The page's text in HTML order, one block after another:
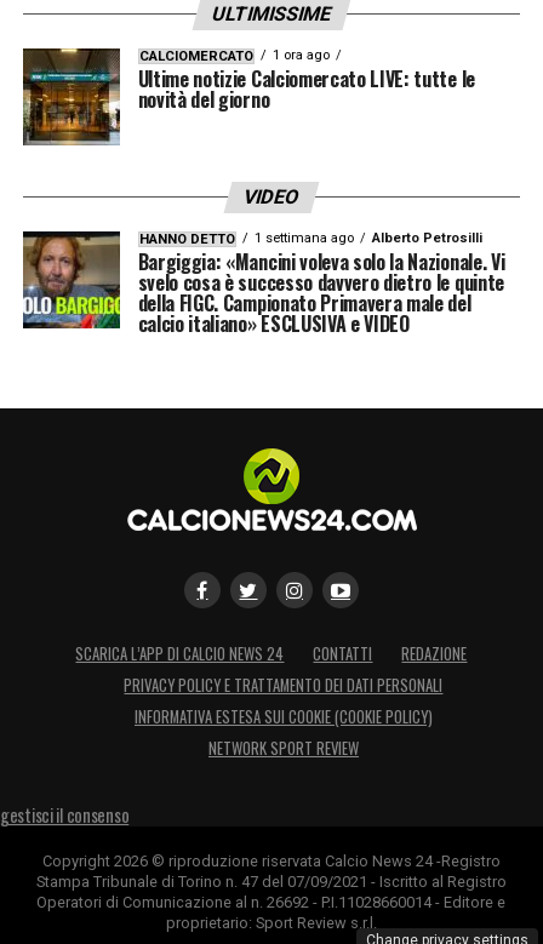
ULTIMISSIME
CALCIOMERCATO 1 ora ago
Ultime notizie Calciomercato LIVE: tutte le
novità del giorno
VIDEO
HANNO DETTO 1 settimana ago Alberto Petrosilli
Bargiggia: «Mancini voleva solo la Nazionale. Vi
svelo cosa è successo davvero dietro le quinte
della FIGC. Campionato Primavera male del
calcio italiano» ESCLUSIVA e VIDEO
SCARICA L’APP DI CALCIO NEWS 24 CONTATTI
REDAZIONE
PRIVACY POLICY E TRATTAMENTO DEI DATI PERSONALI
INFORMATIVA ESTESA SUI COOKIE (COOKIE POLICY)
NETWORK SPORT REVIEW
gestisci il consenso
Copyright 2026 © riproduzione riservata Calcio News 24 -Registro
Stampa Tribunale di Torino n. 47 del 07/09/2021 - Iscritto al Registro
Operatori di Comunicazione al n. 26692 - P.I.11028660014 - Editore e
proprietario: Sport Review s.r.l.
Change privacy settings